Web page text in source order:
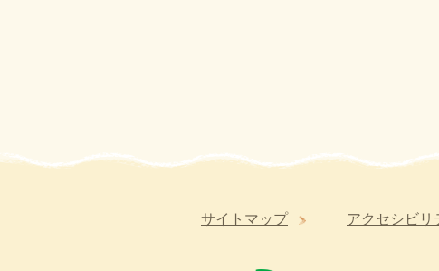
サイトマップ アクセシビリ